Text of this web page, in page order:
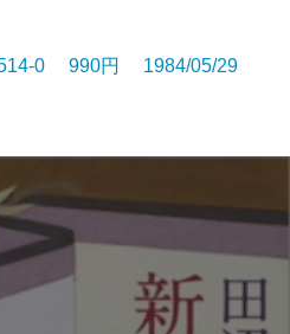
0 990円 1984/05/29